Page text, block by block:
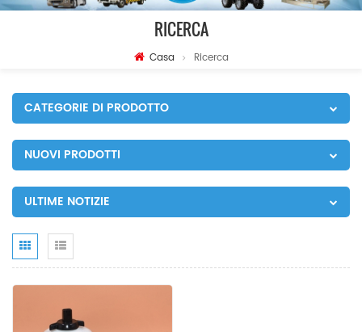
RICERCA
Casa Ricerca
CATEGORIE DI PRODOTTO
NUOVI PRODOTTI
ULTIME NOTIZIE